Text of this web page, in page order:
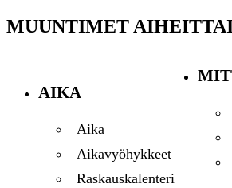
MUUNTIMET
AIKA
Aika
Aikavyöhykkeet
Raskauskalenteri